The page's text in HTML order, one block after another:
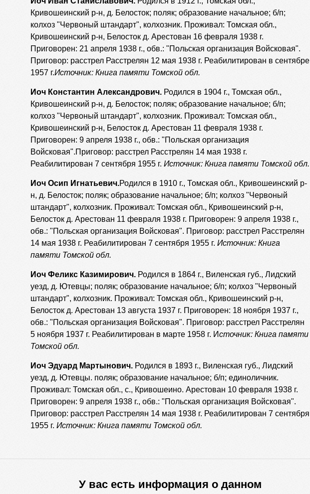
Кривошеинский р-н, д. Белосток; поляк; образование начальное; б/п;
колхоз "Червоный штандарт", колхозник. Проживал: Томская обл.,
Кривошеинский р-н, Белосток д. Арестован 16 февраля 1938 г.
Приговорен: 21 апреля 1938 г., обв.: "Польская организация Войсковая".
Приговор: расстрел Расстрелян 12 мая 1938 г. Реабилитирован в сентябре
1957 г.Источник: Книга памяти Томской обл.
Иоч Константин Александрович. Родился в 1904 г., Томская обл.,
Кривошеинский р-н, д. Белосток; поляк; образование начальное; б/п;
колхоз "Червоный штандарт", колхозник. Проживал: Томская обл.,
Кривошеинский р-н, Белосток д. Арестован 11 февраля 1938 г.
Приговорен: 9 апреля 1938 г., обв.: "Польская организация
Войсковая".Приговор: расстрел Расстрелян 14 мая 1938 г.
Реабилитирован 7 сентября 1955 г. Источник: Книга памяти Томской обл.
Иоч Осип Игнатьевич.Родился в 1910 г., Томская обл., Кривошеинский р-
н, д. Белосток; поляк; образование начальное; б/п; колхоз "Червоный
штандарт", колхозник. Проживал: Томская обл., Кривошеинский р-н,
Белосток д. Арестован 11 февраля 1938 г. Приговорен: 9 апреля 1938 г.,
обв.: "Польская организация Войсковая". Приговор: расстрел Расстрелян
14 мая 1938 г. Реабилитирован 7 сентября 1955 г. Источник: Книга
памяти Томской обл.
Иоч Феликс Казимирович. Родился в 1864 г., Виленская губ., Лидский
уезд, д. Ютевцы; поляк; образование начальное; б/п; колхоз "Червоный
штандарт", колхозник. Проживал: Томская обл., Кривошеинский р-н,
Белосток д. Арестован 13 августа 1937 г. Приговорен: 18 ноября 1937 г.,
обв.: "Польская организация Войсковая". Приговор: расстрел Расстрелян
5 ноября 1937 г. Реабилитирован в марте 1958 г. Источник: Книга памяти
Томской обл.
Иоч Эдуард Мартынович. Родился в 1893 г., Виленская губ., Лидский
уезд, д. Ютевцы. поляк; образование начальное; б/п; единоличник.
Проживал: Томская обл., с., Кривошеино. Арестован 10 февраля 1938 г.
Приговорен: 9 апреля 1938 г., обв.: "Польская организация Войсковая".
Приговор: расстрел Расстрелян 14 мая 1938 г. Реабилитирован 7 сентября
1955 г. Источник: Книга памяти Томской обл.
У вас есть информация о данном